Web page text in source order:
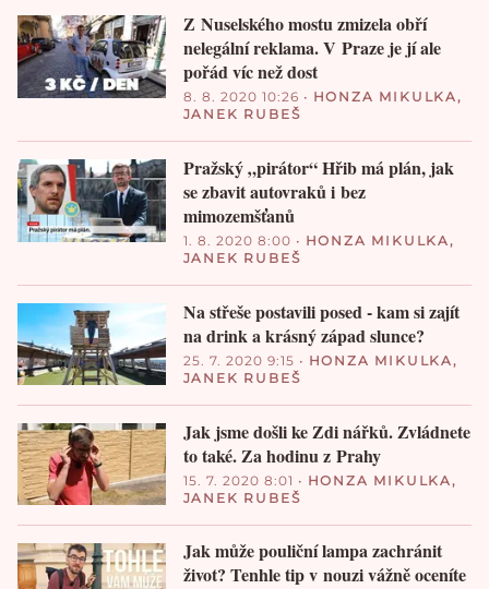
Z Nuselského mostu zmizela obří
nelegální reklama. V Praze je jí ale
pořád víc než dost
8. 8. 2020 10:26 • HONZA MIKULKA,
JANEK RUBEŠ
Pražský „pirátor“ Hřib má plán, jak
se zbavit autovraků i bez
mimozemšťanů
1. 8. 2020 8:00 • HONZA MIKULKA ,
JANEK RUBEŠ
Na střeše postavili posed - kam si zajít
na drink a krásný západ slunce?
25. 7. 2020 9:15 • HONZA MIKULKA ,
JANEK RUBEŠ
Jak jsme došli ke Zdi nářků. Zvládnete
to také. Za hodinu z Prahy
15. 7. 2020 8:01 • HONZA MIKULKA ,
JANEK RUBEŠ
Jak může pouliční lampa zachránit
život? Tenhle tip v nouzi vážně oceníte